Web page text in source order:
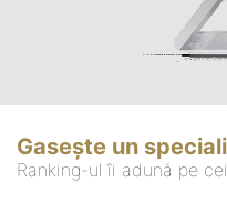
Gasește un
Ranking-ul îi adună pe